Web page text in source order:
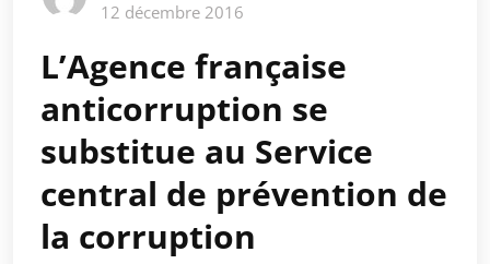
12 décembre 2016
L’Agence française
anticorruption se
substitue au Service
central de prévention de
la corruption